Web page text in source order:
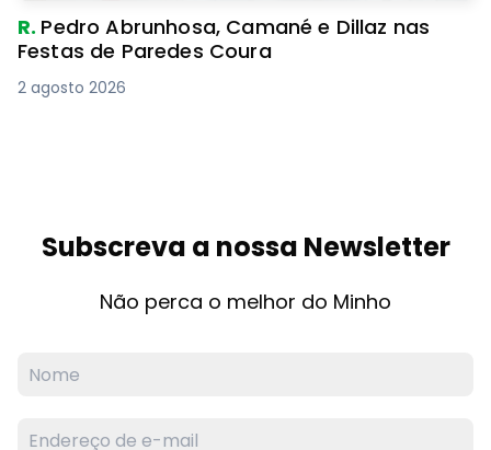
R. Pedro Abrunhosa, Camané e Dillaz nas
Festas de Paredes Coura
2 agosto 2026
Subscreva a nossa Newsletter
Não perca o melhor do Minho